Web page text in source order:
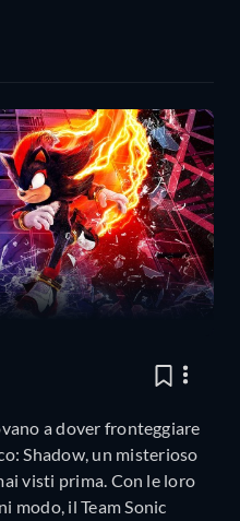
a dover fronteggiare
Shadow, un misterioso
visti prima. Con le loro
modo, il Team Sonic